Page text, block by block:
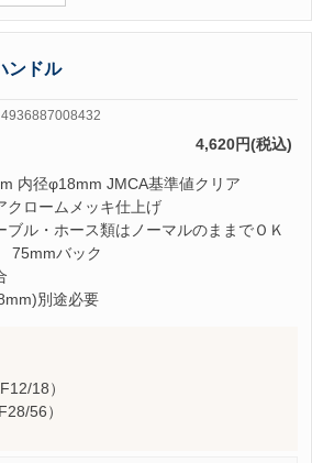
ンドル
4,620円(税込)
内径φ18mm JMCA基準値クリア
クロームメッキ仕上げ
ブル・ホース類はノーマルのままでＯＫ
75mmバック
別途必要
18）
56）